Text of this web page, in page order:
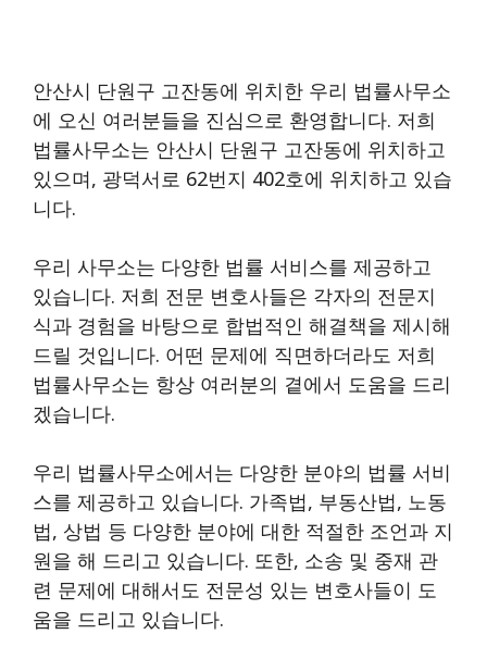
안산시 단원구 고잔동에 위치한 우리 법률사무소
에 오신 여러분들을 진심으로 환영합니다. 저희
법률사무소는 안산시 단원구 고잔동에 위치하고
있으며, 광덕서로 62번지 402호에 위치하고 있습
니다.
우리 사무소는 다양한 법률 서비스를 제공하고
있습니다. 저희 전문 변호사들은 각자의 전문지
식과 경험을 바탕으로 합법적인 해결책을 제시해
드릴 것입니다. 어떤 문제에 직면하더라도 저희
법률사무소는 항상 여러분의 곁에서 도움을 드리
겠습니다.
우리 법률사무소에서는 다양한 분야의 법률 서비
스를 제공하고 있습니다. 가족법, 부동산법, 노동
법, 상법 등 다양한 분야에 대한 적절한 조언과 지
원을 해 드리고 있습니다. 또한, 소송 및 중재 관
련 문제에 대해서도 전문성 있는 변호사들이 도
움을 드리고 있습니다.